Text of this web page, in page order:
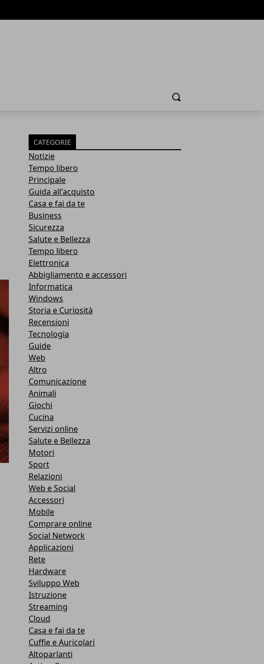
Cerca
CATEGORIE
Notizie
Tempo libero
Principale
Guida all'acquisto
Casa e fai da te
Business
Sicurezza
Salute e Bellezza
Tempo libero
Elettronica
Abbigliamento e accessori
Informatica
Windows
Storia e Curiosità
Recensioni
Tecnologia
Guide
Web
Altro
Comunicazione
Animali
Giochi
Cucina
Servizi online
Salute e Bellezza
Motori
Sport
Relazioni
Web e Social
Accessori
Mobile
Comprare online
Social Network
Applicazioni
Rete
Hardware
Sviluppo Web
Istruzione
Streaming
Cloud
Casa e fai da te
Cuffie e Auricolari
Altoparlanti